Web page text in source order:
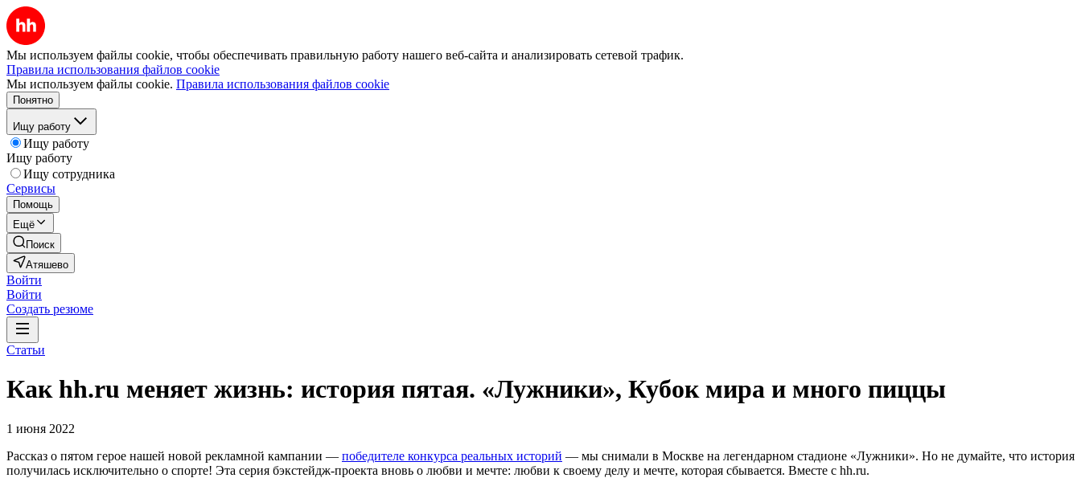
Мы используем файлы cookie, чтобы обеспечивать правильную работу нашего веб-сайта и анализировать сетевой трафик.
Правила использования файлов cookie
Мы используем файлы cookie. Правила использования файлов cookie
Понятно
Ищу работу
Ищу работу
Ищу работу
Ищу сотрудника
Сервисы
Помощь
Ещё
Поиск
Атяшево
Войти
Войти
Создать резюме
Статьи
Как hh.ru меняет жизнь: история пятая. «Лужники», Кубок мира и много пиццы
1 июня 2022
Рассказ о пятом герое нашей новой рекламной кампании — победителе конкурса реальных историй — мы снимали в Москве на легендарном стадионе «Лужники». Но не думайте, что история
получилась исключительно о спорте! Эта серия бэкстейдж-проекта вновь о любви и мечте: любви к своему делу и мечте, которая сбывается. Вместе с hh.ru.